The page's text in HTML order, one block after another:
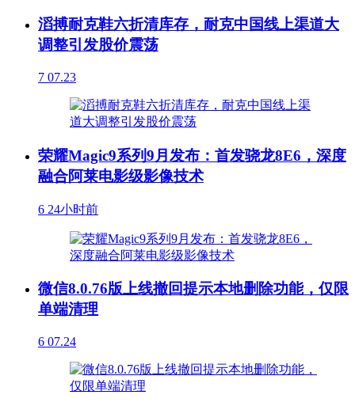
滔搏耐克鞋六折清库存，耐克中国线上渠道大
调整引发股价震荡
7 07.23
荣耀Magic9系列9月发布：首发骁龙8E6，深度
融合阿莱电影级影像技术
6 24小时前
微信8.0.76版上线撤回提示本地删除功能，仅限
单端清理
6 07.24